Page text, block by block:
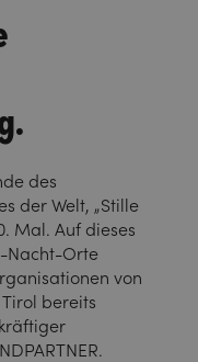
des
der Welt, „Stille
Mal. Auf dieses
Nacht-Orte
von
bereits